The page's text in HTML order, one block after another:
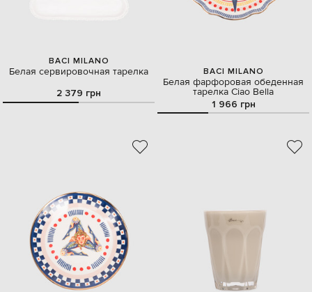
BACI MILANO
Белая сервировочная тарелка
2 379 грн
BACI MILANO
Белая фарфоровая обеденная
тарелка Ciao Bella
1 966 грн